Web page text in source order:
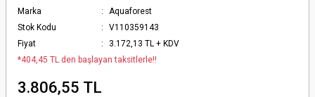
Marka
Aquaforest
Stok Kodu
V110359143
Fiyat
3.172,13 TL + KDV
*404,45 TL den başlayan taksitlerle!!
3.806,55 TL